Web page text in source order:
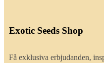
Exotic Seeds Shop
Få exklusiva erbjudanden,